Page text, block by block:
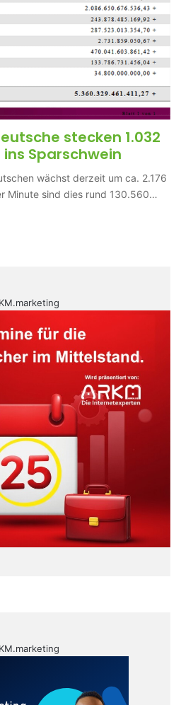
stecken 1.032
ins Sparschwein
wächst derzeit um ca. 2.176
Minute sind dies rund 130.560…